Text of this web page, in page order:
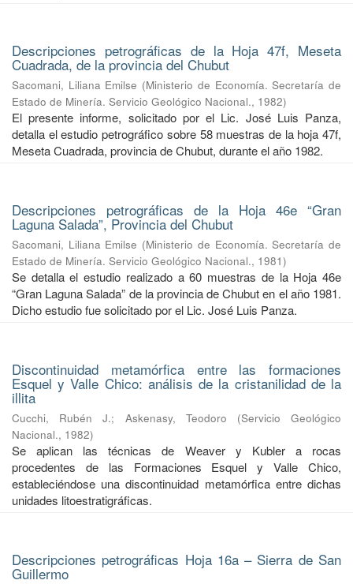
Descripciones petrográficas de la Hoja 47f, Meseta
Cuadrada, de la provincia del Chubut
Sacomani, Liliana Emilse (Ministerio de Economía. Secretaría de
Estado de Minería. Servicio Geológico Nacional., 1982)
El presente informe, solicitado por el Lic. José Luis Panza,
detalla el estudio petrográfico sobre 58 muestras de la hoja 47f,
Meseta Cuadrada, provincia de Chubut, durante el año 1982.
Descripciones petrográficas de la Hoja 46e “Gran
Laguna Salada”, Provincia del Chubut
Sacomani, Liliana Emilse (Ministerio de Economía. Secretaría de
Estado de Minería. Servicio Geológico Nacional., 1981)
Se detalla el estudio realizado a 60 muestras de la Hoja 46e
“Gran Laguna Salada” de la provincia de Chubut en el año 1981.
Dicho estudio fue solicitado por el Lic. José Luis Panza.
Discontinuidad metamórfica entre las formaciones
Esquel y Valle Chico: análisis de la cristanilidad de la
illita
Cucchi, Rubén J.; Askenasy, Teodoro (Servicio Geológico
Nacional., 1982)
Se aplican las técnicas de Weaver y Kubler a rocas
procedentes de las Formaciones Esquel y Valle Chico,
estableciéndose una discontinuidad metamórfica entre dichas
unidades litoestratigráficas.
Descripciones petrográficas Hoja 16a – Sierra de San
Guillermo